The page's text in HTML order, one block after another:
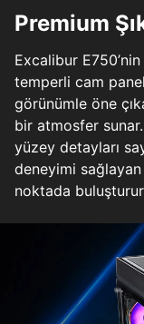
Premium
Excalibur
temperli cam
görünümle öne
bir atmosfer
yüzey detayları
deneyimi sağlayan
noktada